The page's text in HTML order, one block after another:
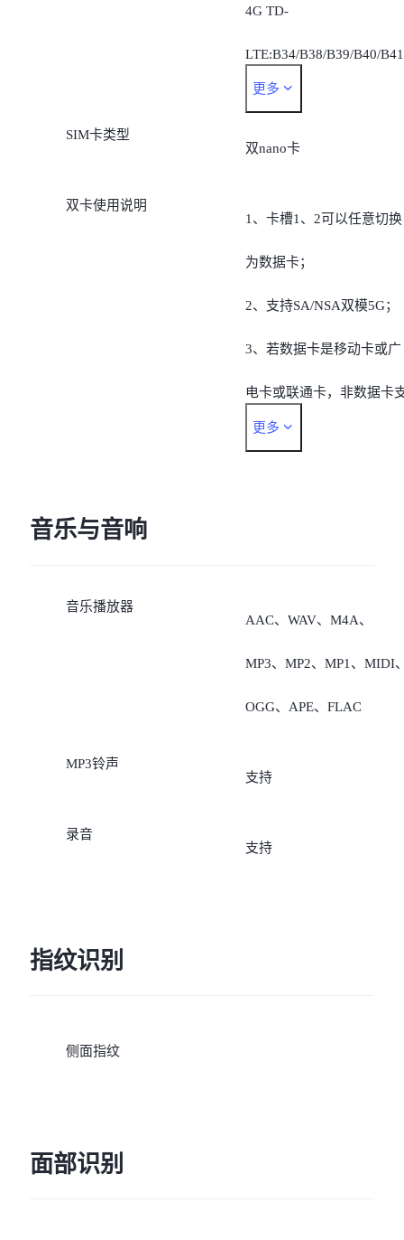
4G TD-
LTE:B34/B38/B39/B40/
4G FDD-
LTE:B1/B3/B5/B8/B28A;
n41/n77/n78.
实际网络功能可用性取决
运营商网络可用性、基建
署以及手机软件版本。
更多
SIM卡类型
双nano卡
双卡使用说明
1、卡槽1、2可以任意切换
为数据卡；
2、支持SA/NSA双模5G；
3、若数据卡是移动卡或广
电卡或联通卡，非数据卡
持“移动5G/4G/2G、广电
5G/4G（需要开通VoLTE业
更多
音乐与音响
音乐播放器
AAC、WAV、M4A、
MP3、MP2、MP1、MIDI
OGG、APE、FLAC
MP3铃声
支持
录音
支持
指纹识别
侧面指纹
面部识别